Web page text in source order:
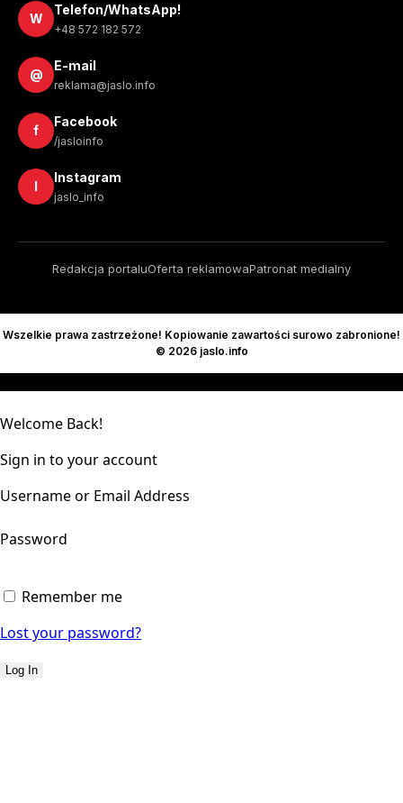
W
Telefon/WhatsApp!
+48 572 182 572
@
E-mail
reklama@jaslo.info
f
Facebook
/jasloinfo
I
Instagram
jaslo_info
Redakcja portaluOferta reklamowaPatronat medialny
Wszelkie prawa zastrzeżone! Kopiowanie zawartości surowo zabronione!
© 2026 jaslo.info
Welcome Back!
Sign in to your account
Username or Email Address
Password
Remember me
Lost your password?